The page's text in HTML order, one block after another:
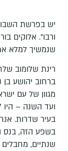
יש בפרשת
ורבו". אלוקים
שנמשיך למלא
רינת שלומוב
מגוון של עם
בעיר שדרות.
בשפע הזה, בנס
שנתיים,